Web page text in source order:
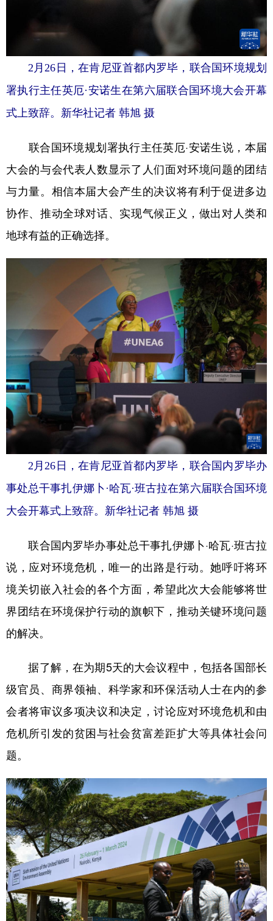
2月26日，在肯尼亚首都内罗毕，联合国环境规划
署执行主任英厄·安诺生在第六届联合国环境大会开幕
式上致辞。新华社记者 韩旭 摄
联合国环境规划署执行主任英厄·安诺生说，本届
大会的与会代表人数显示了人们面对环境问题的团结
与力量。相信本届大会产生的决议将有利于促进多边
协作、推动全球对话、实现气候正义，做出对人类和
地球有益的正确选择。
2月26日，在肯尼亚首都内罗毕，联合国内罗毕办
事处总干事扎伊娜卜·哈瓦·班古拉在第六届联合国环境
大会开幕式上致辞。新华社记者 韩旭 摄
联合国内罗毕办事处总干事扎伊娜卜·哈瓦·班古拉
说，应对环境危机，唯一的出路是行动。她呼吁将环
境关切嵌入社会的各个方面，希望此次大会能够将世
界团结在环境保护行动的旗帜下，推动关键环境问题
的解决。
据了解，在为期5天的大会议程中，包括各国部长
级官员、商界领袖、科学家和环保活动人士在内的参
会者将审议多项决议和决定，讨论应对环境危机和由
危机所引发的贫困与社会贫富差距扩大等具体社会问
题。